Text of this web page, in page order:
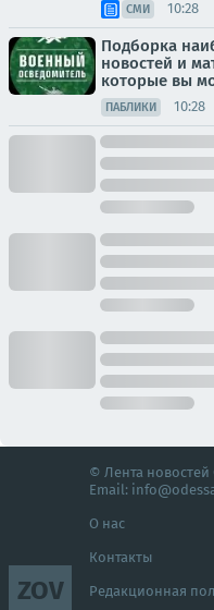
СМИ 10:28
Подборка
новостей и
которые вы
ПАБЛИКИ 10:28
ZOV
© Лента новостей
Email:
О нас
Контакты
Редакционная